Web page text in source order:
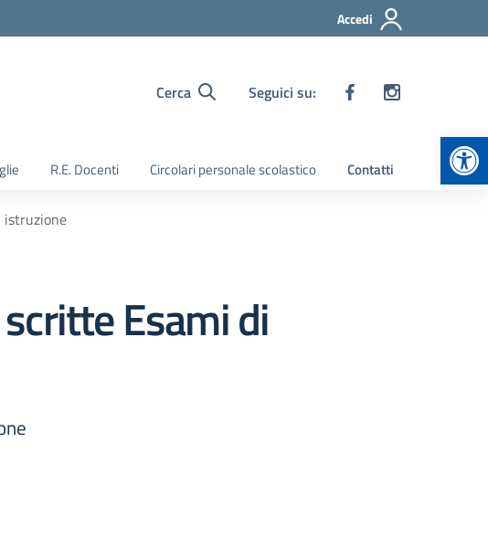
Accedi
Cerca Seguici su:
R.E. Docenti Circolari personale scolastico Contatti
istruzione
Esami di